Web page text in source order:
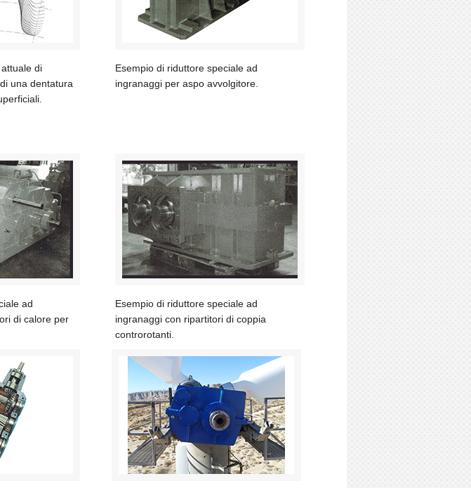
di
una dentatura
Esempio di riduttore speciale ad
ingranaggi per aspo avvolgitore.
ad
di calore per
Esempio di riduttore speciale ad
ingranaggi con ripartitori di coppia
controrotanti.